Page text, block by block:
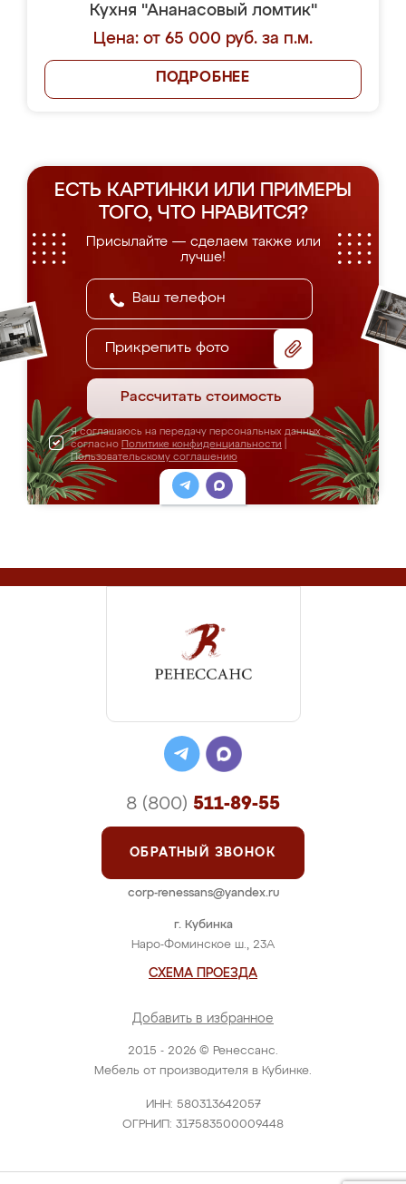
Кухня "Ананасовый ломтик"
Цена: от 65 000 руб. за п.м.
ПОДРОБНЕЕ
ЕСТЬ КАРТИНКИ ИЛИ ПРИМЕРЫ
ТОГО, ЧТО НРАВИТСЯ?
Присылайте — сделаем также или
лучше!
Прикрепить фото
Рассчитать стоимость
Я соглашаюсь на передачу персональных данных
согласно Политике конфиденциальности
Пользовательскому соглашению
2015 - 2026 © Ренессанс.
Мебель от производителя в Кубинке.
ИНН: 580313642057
ОГРНИП: 317583500009448
г. Кубинка
Наро-Фоминское ш., 23А
СХЕМА ПРОЕЗДА
Добавить в избранное
8 (800) 511-89-55
ОБРАТНЫЙ ЗВОНОК
corp-renessans@yandex.ru